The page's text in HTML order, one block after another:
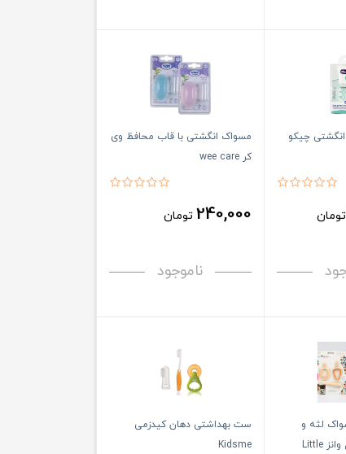
چیکو
تومان
مسواک انگشتی با قاب محافظ وی
کر wee care
240,000 تومان
ناموجود
لثه و
دندان نوزادی لیتل وانز Little
ست بهداشتی دهان کیدزمی
Kidsme